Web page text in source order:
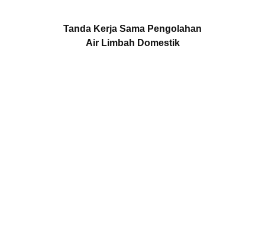
Tanda Kerja Sama Pengolahan
Air Limbah Domestik